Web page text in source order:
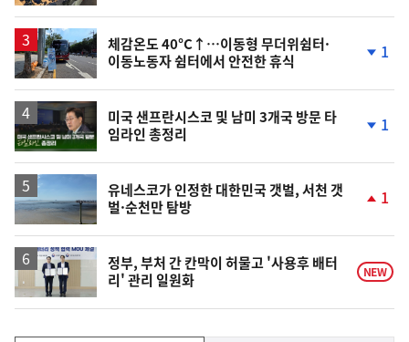
체감온도 40°C↑…이동형 무더위쉼터·
이동노동자 쉼터에서 안전한 휴식
하
1
영
상
미국 샌프란시스코 및 남미 3개국 방문 타
임라인 총정리
하
1
유네스코가 인정한 대한민국 갯벌, 서천 갯
벌·순천만 탐방
상
승
1
정부, 부처 간 칸막이 허물고 '사용후 배터
리' 관리 일원화
NEW